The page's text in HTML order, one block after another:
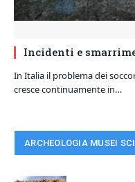
Incidenti e
In Italia il problema dei
cresce continuamente in…
ARCHEOLOGIA MUSEI